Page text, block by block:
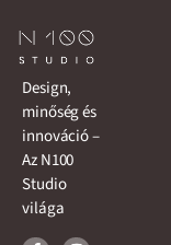
Design,
minőség és
innováció –
Az N100
Studio
világa